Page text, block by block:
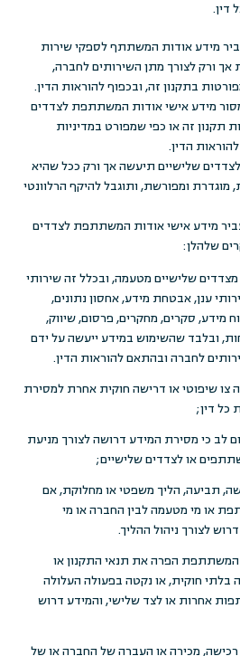
דין.
מידע אודות המשתתף לספקי שירות
ורק לצורך מתן השירותים לחברה,
בתקנון זה, ובכפוף להוראות הדין.
מידע אישי אודות המשתתפת לצדדים
תקנון זה או כפי שמפורט במדיניות
הדין.
לצדדים שלישיים תיעשה אך ורק ככל שהיא
מוגדרת ומפורשת, ותוגבל להיקף הרלוונטי
מידע אישי אודות המשתתפת לצדדים
שלהלן:
שלישיים מטעמה, ובכלל זה שירותי
ענן, אבטחת מידע, אחסון נתונים,
מידע, סקרים, מחקרים, פרסום, שיווק,
ובלבד שהשימוש במידע ייעשה על ידם
לחברה ובהתאם להוראות הדין.
שיפוטי או דרישה חוקית אחרת למסירת
כל דין;
לב כי מסירת המידע דרושה לצורך מניעת
או לצדדים שלישיים;
תביעה, הליך משפטי או מחלוקת, אם
או מי מטעמה לבין החברה או מי
לצורך ניהול ההליך.
המשתתפת הפרה את תנאי התקנון או
בלתי חוקית, או נקטה בפעולה העלולה
אחרות או לצד שלישי, והמידע דרוש
מכירה או העברה של החברה או של